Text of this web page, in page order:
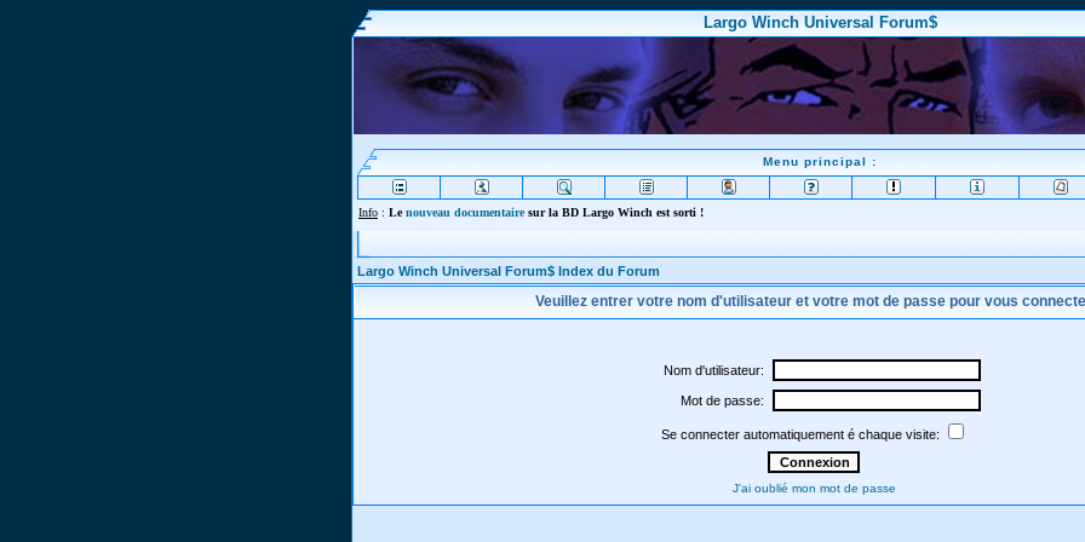
Largo Winch Universal Forum$
Menu principal :
Info : Lenouveau documentairesur la BD Largo Winch est sorti !
Largo Winch Universal Forum$ Index du Forum
Veuillez entrer votre nom d'utilisateur et votre mot de passe pour vous
Nom d'utilisateur:
Mot de passe:
Se connecter automatiquement é chaque visite:
J'ai oublié mon mot de passe